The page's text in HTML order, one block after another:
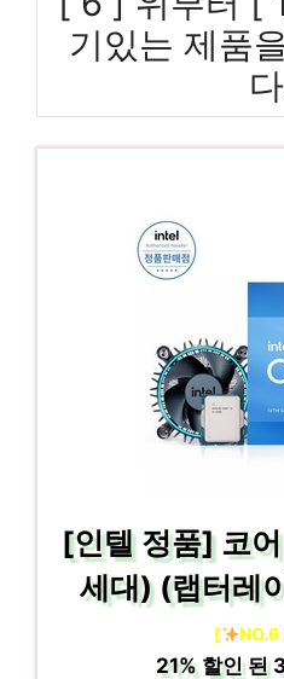
기있는 제품
[인텔 정품] 코
세대) (랩터레
[ NO.6
21%할인 된